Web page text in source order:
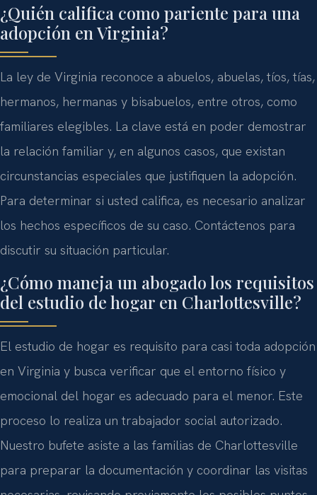
¿Quién califica como pariente para una
adopción en Virginia?
La ley de Virginia reconoce a abuelos, abuelas, tíos, tías,
hermanos, hermanas y bisabuelos, entre otros, como
familiares elegibles. La clave está en poder demostrar
la relación familiar y, en algunos casos, que existan
circunstancias especiales que justifiquen la adopción.
Para determinar si usted califica, es necesario analizar
los hechos específicos de su caso. Contáctenos para
discutir su situación particular.
¿Cómo maneja un abogado los requisitos
del estudio de hogar en Charlottesville?
El estudio de hogar es requisito para casi toda adopción
en Virginia y busca verificar que el entorno físico y
emocional del hogar es adecuado para el menor. Este
proceso lo realiza un trabajador social autorizado.
Nuestro bufete asiste a las familias de Charlottesville
para preparar la documentación y coordinar las visitas